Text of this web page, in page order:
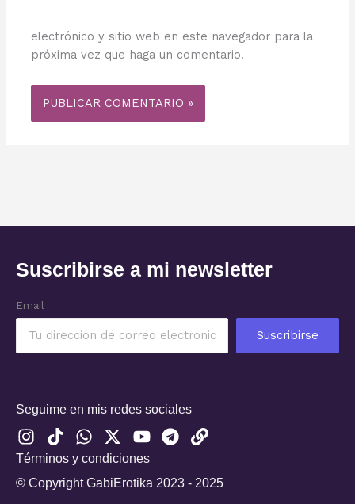
electrónico y sitio web en este navegador para la
próxima vez que haga un comentario.
Suscribirse a mi newsletter
Email
Suscribirse
Seguime en mis redes sociales
I
n
s
t
T
i
k
t
W
h
a
t
X
-
t
w
Y
o
u
t
T
e
e
L
i
k
Términos y condiciones
© Copyright GabiErotika 2023 - 2025